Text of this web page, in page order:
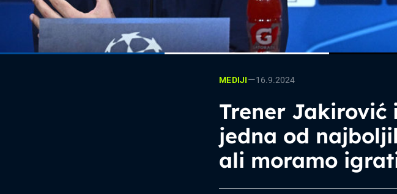
MEDIJI—16.9.2024
Trener Jakirović
jedna od
ali moramo